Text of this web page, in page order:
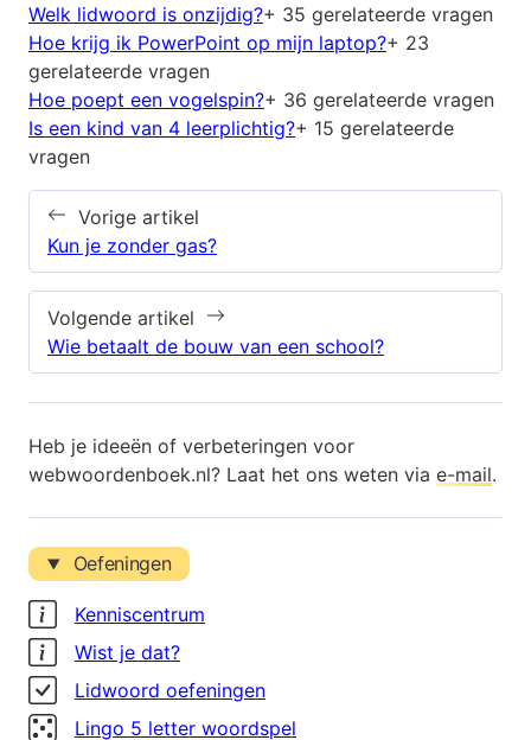
Welk lidwoord is onzijdig?+ 35 gerelateerde vragen
Hoe krijg ik PowerPoint op mijn laptop?+ 23
gerelateerde vragen
Hoe poept een vogelspin?+ 36 gerelateerde vragen
Is een kind van 4 leerplichtig?+ 15 gerelateerde
vragen
Vorige artikel
Kun je zonder gas?
Volgende artikel
Wie betaalt de bouw van een school?
Heb je ideeën of verbeteringen voor
webwoordenboek.nl? Laat het ons weten via e-mail.
Oefeningen
Kenniscentrum
Wist je dat?
Lidwoord oefeningen
Lingo 5 letter woordspel